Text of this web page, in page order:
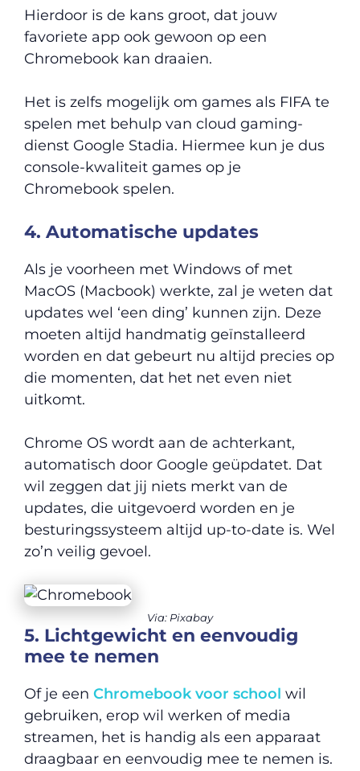
Hierdoor is de kans groot, dat jouw
favoriete app ook gewoon op een
Chromebook kan draaien.
Het is zelfs mogelijk om games als FIFA te
spelen met behulp van cloud gaming-
dienst Google Stadia. Hiermee kun je dus
console-kwaliteit games op je
Chromebook spelen.
4. Automatische updates
Als je voorheen met Windows of met
MacOS (Macbook) werkte, zal je weten dat
updates wel ‘een ding’ kunnen zijn. Deze
moeten altijd handmatig geïnstalleerd
worden en dat gebeurt nu altijd precies op
die momenten, dat het net even niet
uitkomt.
Chrome OS wordt aan de achterkant,
automatisch door Google geüpdatet. Dat
wil zeggen dat jij niets merkt van de
updates, die uitgevoerd worden en je
besturingssysteem altijd up-to-date is. Wel
zo’n veilig gevoel.
Via: Pixabay
5. Lichtgewicht en eenvoudig
mee te nemen
Of je een Chromebook voor school wil
gebruiken, erop wil werken of media
streamen, het is handig als een apparaat
draagbaar en eenvoudig mee te nemen is.